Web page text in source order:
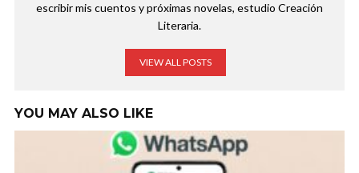
escribir mis cuentos y próximas novelas, estudio Creación
Literaria.
VIEW ALL POSTS
YOU MAY ALSO LIKE